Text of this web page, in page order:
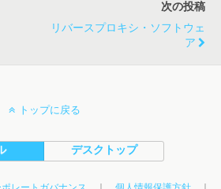
次の投稿
リバースプロキシ・ソフトウェ
ア
トップに戻る
デスクトップ